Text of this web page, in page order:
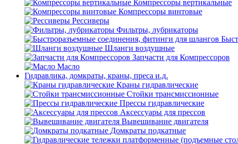
Компрессоры вертикальные
Компрессоры винтовые
Рессиверы
Фильтры, лубрикаторы
Шланги воздушные
Запчасти для Компрессоров
Масло
Гидравлика, домкраты, краны, преса и.д.
Краны гидравлические
Стойки трансмиссионные
Прессы гидравлические
Аксессуары для прессов
Вывешивание двигателя
Домкраты подкатные